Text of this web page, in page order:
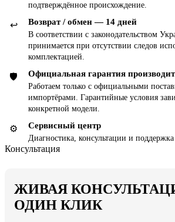
подтверждённое происхождение.
↩️ Возврат / обмен — 14 дней
В соответствии с законодательством
принимается при отсутствии следов
комплектацией.
🛡 Официальная гарантия
Работаем только с официальными
импортёрами. Гарантийные условия
конкретной модели.
⚙️ Сервисный центр
Диагностика, консультации и
Консультация
ЖИВАЯ
ОДИН КЛИК